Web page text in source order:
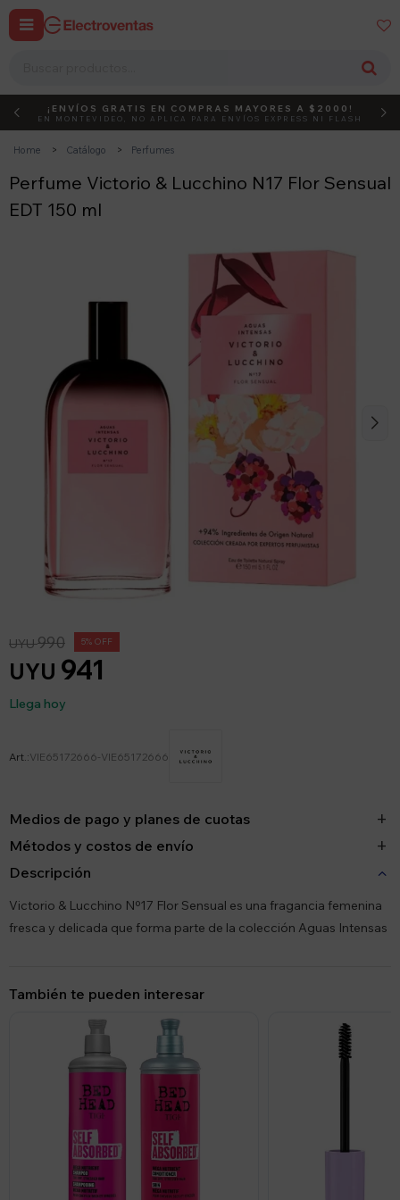
 
DEBUT ACTIVÁ EL CÓDIGO
¡ENVÍOS GRATIS EN COMPRAS MAYORES A $2000!
EN MONTEVIDEO, NO APLICA PARA ENVÍOS EXPRESS NI FLASH
Home Catálogo Perfumes
Perfume Victorio & Lucchino N17 Flor Sensual
EDT 150 ml
UYU 941
UYU990 5
Llega hoy
VIE65172666-VIE65172666
Medios de pago y planes de cuotas
Métodos y costos de envío
Descripción
Victorio & Lucchino Nº17 Flor Sensual es una fragancia femenina
fresca y delicada que forma parte de la colección Aguas Intensas
También te pueden interesar